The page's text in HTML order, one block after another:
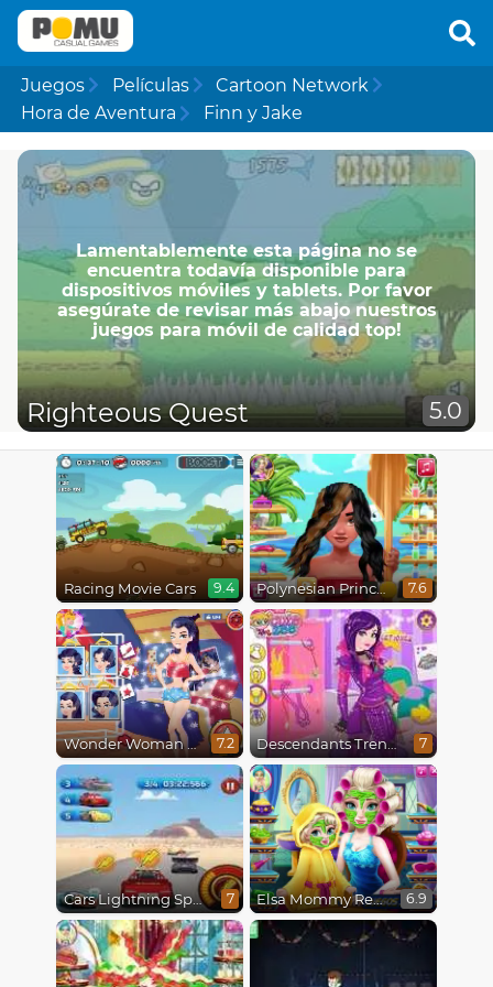
Juegos Películas
Cartoon Network
Hora de Aventura
Finn y Jake
Lamentablemente esta página no se
encuentra todavía disponible para
dispositivos móviles y tablets. Por favor
asegúrate de revisar más abajo nuestros
juegos para móvil de calidad top!
Righteous Quest 5.0
Racing Movie Cars 9.4 Polynesian Princess Real Haircuts 7.6
Wonder Woman Fashion Event 7.2 Descendants Trendsetters 7
Cars Lightning Speed 7 Elsa Mommy Real Makeover 6.9